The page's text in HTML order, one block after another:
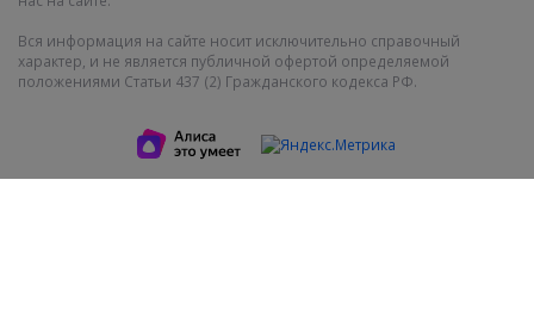
Вся информация на сайте носит исключительно справочный
характер, и не является публичной офертой определяемой
положениями Статьи 437 (2) Гражданского кодекса РФ.